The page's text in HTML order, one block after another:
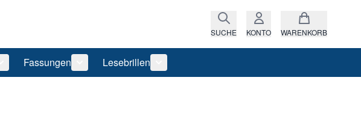
SUCHE KONTO WARENKORB
anzeigenUnter 40 Euro anzeigen
Untermenü für Kategorie Raritäten anzeigen
Fassungen
Untermenü für Kategorie Fassungen anzeigen
Lesebrillen
Untermenü für Kategorie Lesebrillen anzeigen